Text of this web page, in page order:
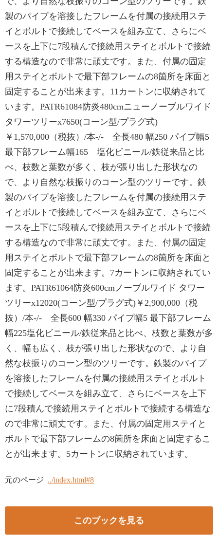
製のパイプを溶接したフレームを付属の接続用ステ
イとボルトで接続してベースを組み立て、さらにベ
ースを上下に7段積んで接続用ステイとボルトで接続
する構造なので非常に頑丈です。また、付属の固定
用ステイとボルトで最下部フレームの8箇所を床面と
固定することが出来ます。11カートンに収納されて
います。PATR61084防炎480cmニューノーブルワイド
タワーツリーx7650(コーン型/プラグ式)
￥1,570,000（税抜）/本-/- 全長480 幅250 パイプ幅5
最下部フレーム幅165 塩化ビニール/鉄従来品と比
べ、枝数と葉数が多く、枝が張り出した形状なの
で、より自然な枝振りのコーン型のツリーです。鉄
製のパイプを溶接したフレームを付属の接続用ステ
イとボルトで接続してベースを組み立て、さらにベ
ースを上下に5段積んで接続用ステイとボルトで接続
する構造なので非常に頑丈です。また、付属の固定
用ステイとボルトで最下部フレームの8箇所を床面と
固定することが出来ます。7カートンに収納されてい
ます。PATR61064防炎600cmノーブルワイド タワー
ツリーx12020(コーン型/プラグ式)￥2,900,000（税
抜）/本-/- 全長600 幅330 パイプ幅5 最下部フレーム
幅225塩化ビニール/鉄従来品と比べ、枝数と葉数が多
く、幅も広く、枝が張り出した形状なので、より自
然な枝振りのコーン型のツリーです。鉄製のパイプ
を溶接したフレームを付属の接続用ステイとボルト
で接続してベースを組み立て、さらにベースを上下
に7段積んで接続用ステイとボルトで接続する構造な
ので非常に頑丈です。また、付属の固定用ステイと
ボルトで最下部フレームの8箇所を床面と固定するこ
とが出来ます。5カートンに収納されています。
元のページ ../index.html#8
このブックを見る